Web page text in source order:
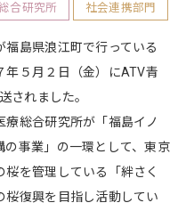
合研究所 社会連携部門
島県浪江町で行っている
年５月２日（金）にATV青
されました。
総合研究所が「福島イノ
事業」の一環として、東京
を管理している「絆さく
桜復興を目指し活動してい